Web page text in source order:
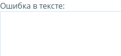
Ошибка в тексте: